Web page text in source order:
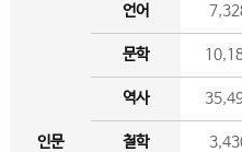
인문
언어
문학
역사
철학